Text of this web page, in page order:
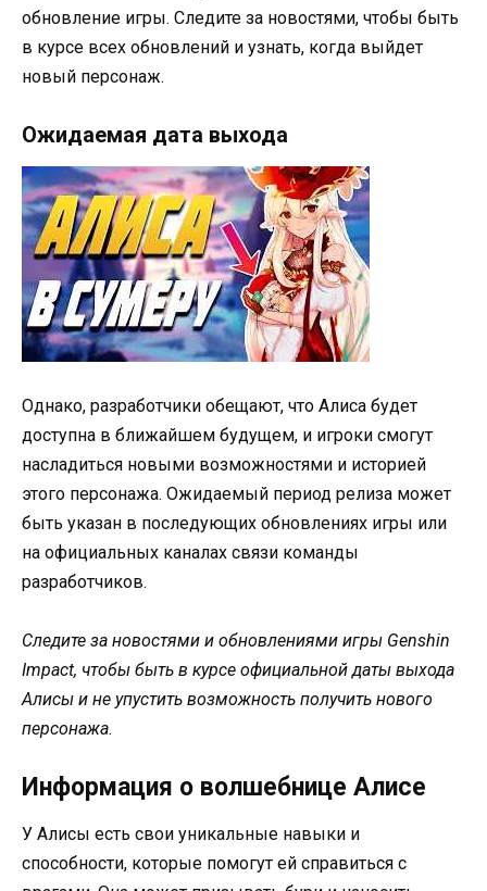
обновление игры. Следите за новостями, чтобы быть
в курсе всех обновлений и узнать, когда выйдет
новый персонаж.
Ожидаемая дата выхода
Однако, разработчики обещают, что Алиса будет
доступна в ближайшем будущем, и игроки смогут
насладиться новыми возможностями и историей
этого персонажа. Ожидаемый период релиза может
быть указан в последующих обновлениях игры или
на официальных каналах связи команды
разработчиков.
Следите за новостями и обновлениями игры Genshin
Impact, чтобы быть в курсе официальной даты выхода
Алисы и не упустить возможность получить нового
персонажа.
Информация о волшебнице Алисе
У Алисы есть свои уникальные навыки и
способности, которые помогут ей справиться с